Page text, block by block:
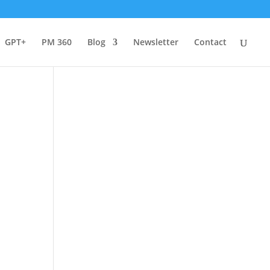
GPT+ PM 360 Blog Newsletter Contact